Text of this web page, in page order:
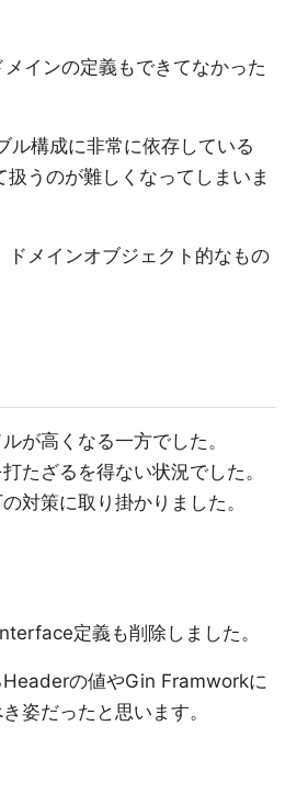
インの定義もできてなかった
ル構成に非常に依存している
うのが難しくなってしまいま
メインオブジェクト的なもの
が高くなる一方でした。
たざるを得ない状況でした。
対策に取り掛かりました。
定義も削除しました。
の値やGin Framworkに
姿だったと思います。